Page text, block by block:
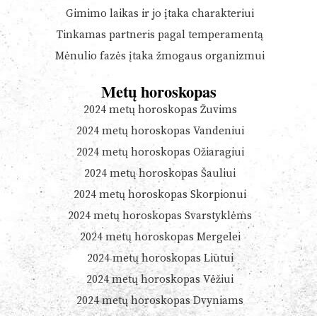
Gimimo laikas ir jo įtaka charakteriui
Tinkamas partneris pagal temperamentą
Mėnulio fazės įtaka žmogaus organizmui
Metų horoskopas
2024 metų horoskopas Žuvims
2024 metų horoskopas Vandeniui
2024 metų horoskopas Ožiaragiui
2024 metų horoskopas Šauliui
2024 metų horoskopas Skorpionui
2024 metų horoskopas Svarstyklėms
2024 metų horoskopas Mergelei
2024 metų horoskopas Liūtui
2024 metų horoskopas Vėžiui
2024 metų horoskopas Dvyniams